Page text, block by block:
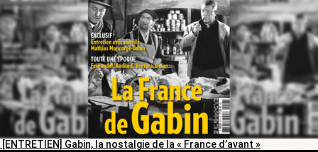
[ENTRETIEN] Gabin, la nostalgie de la « France d’avant »